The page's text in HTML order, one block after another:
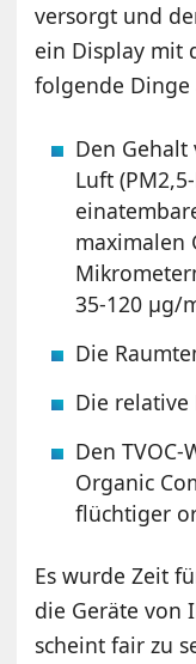
versorgt und
ein Display mit
folgende Dinge
Den
Luft
maximalen
35-120 µg/
Die
Die
Den TVOC-
Organic
flüchtiger
Es wurde Zeit
die Geräte von
scheint fair zu